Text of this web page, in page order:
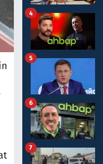
4
5
6
7